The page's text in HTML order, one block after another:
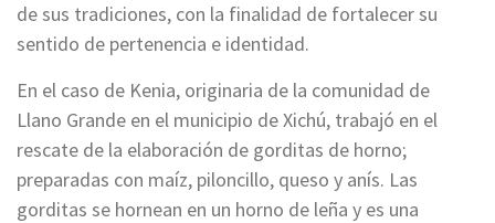
de sus tradiciones, con la finalidad de fortalecer su
sentido de pertenencia e identidad.
En el caso de Kenia, originaria de la comunidad de
Llano Grande en el municipio de Xichú, trabajó en el
rescate de la elaboración de gorditas de horno;
preparadas con maíz, piloncillo, queso y anís. Las
gorditas se hornean en un horno de leña y es una